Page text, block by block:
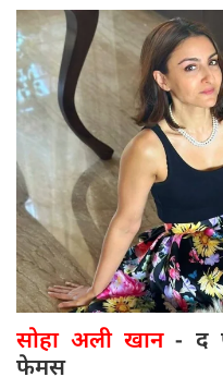
सोहा अली खान- द
फेमस